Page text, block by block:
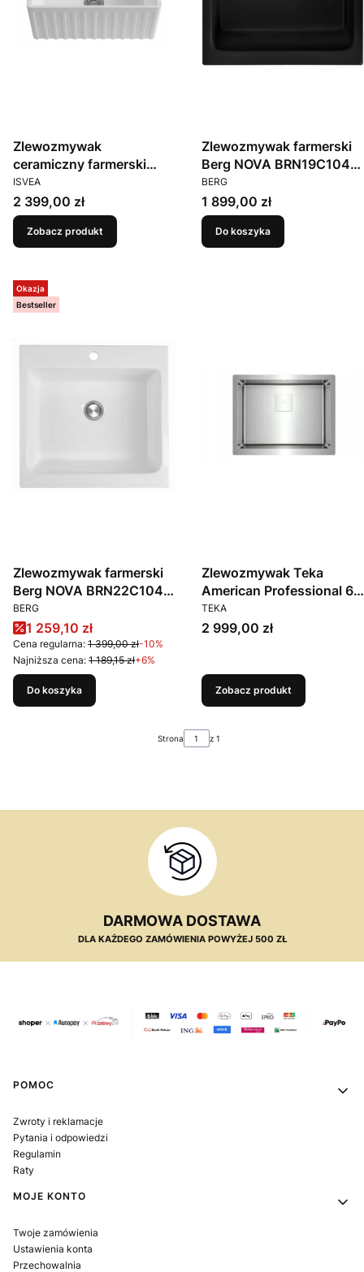
Zlewozmywak
ceramiczny farmerski
Isvea Ravenna 24 Biały
połysk
PRODUCENT
ISVEA
Cena
2 399,00 zł
Zobacz produkt
Zlewozmywak farmerski
Berg NOVA BRN19C104
Czarny Bazalt
PRODUCENT
BERG
Cena
1 899,00 zł
Do koszyka
Okazja
Bestseller
Zlewozmywak farmerski
Berg NOVA BRN22C104
Czysta Biel
PRODUCENT
BERG
Cena promocyjna
1 259,10 zł
Cena regularna: 1 399,00 zł-10%
Najniższa cena: 1 189,15 zł+6%
Do koszyka
Zlewozmywak Teka
American Professional 60
M-XP 1B
PRODUCENT
TEKA
Cena
2 999,00 zł
Zobacz produkt
Strona z 1
DARMOWA DOSTAWA
DLA KAŻDEGO ZAMÓWIENIA POWYŻEJ 500 ZŁ
Linki w stopce
POMOC
Zwroty i reklamacje
Pytania i odpowiedzi
Regulamin
Raty
MOJE KONTO
Twoje zamówienia
Ustawienia konta
Przechowalnia